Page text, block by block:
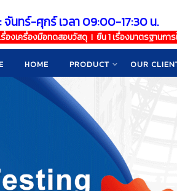
: จันทร์-ศุกร์ เวลา 09:00-17:30 น.
องเครื่องมือทดสอบวัสดุ ! ยืน 1 เรื่องมาตรฐานการ
HOME PRODUCT OUR